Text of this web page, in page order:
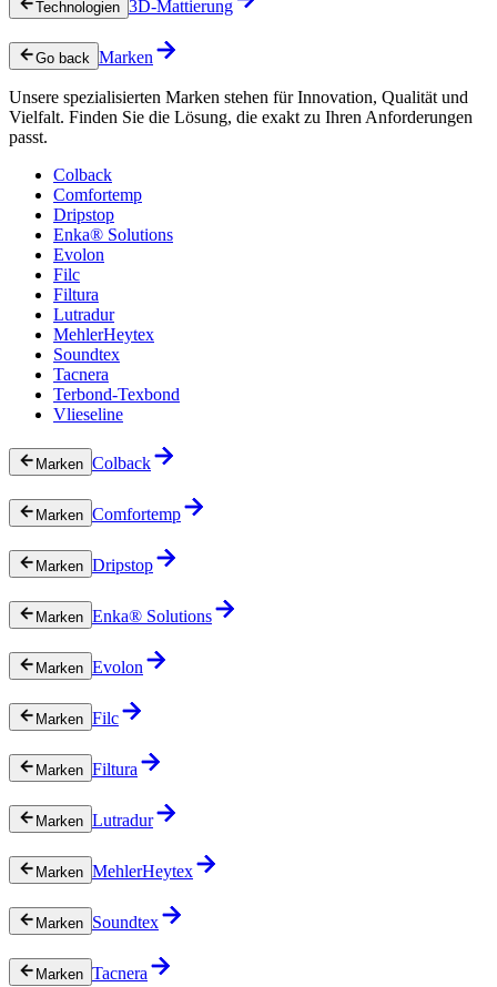
Technologien 3D-Mattierung
Go back Marken
Unsere spezialisierten Marken stehen für Innovation, Qualität und
Vielfalt. Finden Sie die Lösung, die exakt zu Ihren Anforderungen
passt.
Colback
Comfortemp
Dripstop
Enka® Solutions
Evolon
Filc
Filtura
Lutradur
MehlerHeytex
Soundtex
Tacnera
Terbond-Texbond
Vlieseline
Marken Colback
Marken Comfortemp
Marken Dripstop
Marken Enka® Solutions
Marken Evolon
Marken Filc
Marken Filtura
Marken Lutradur
Marken MehlerHeytex
Marken Soundtex
Marken Tacnera